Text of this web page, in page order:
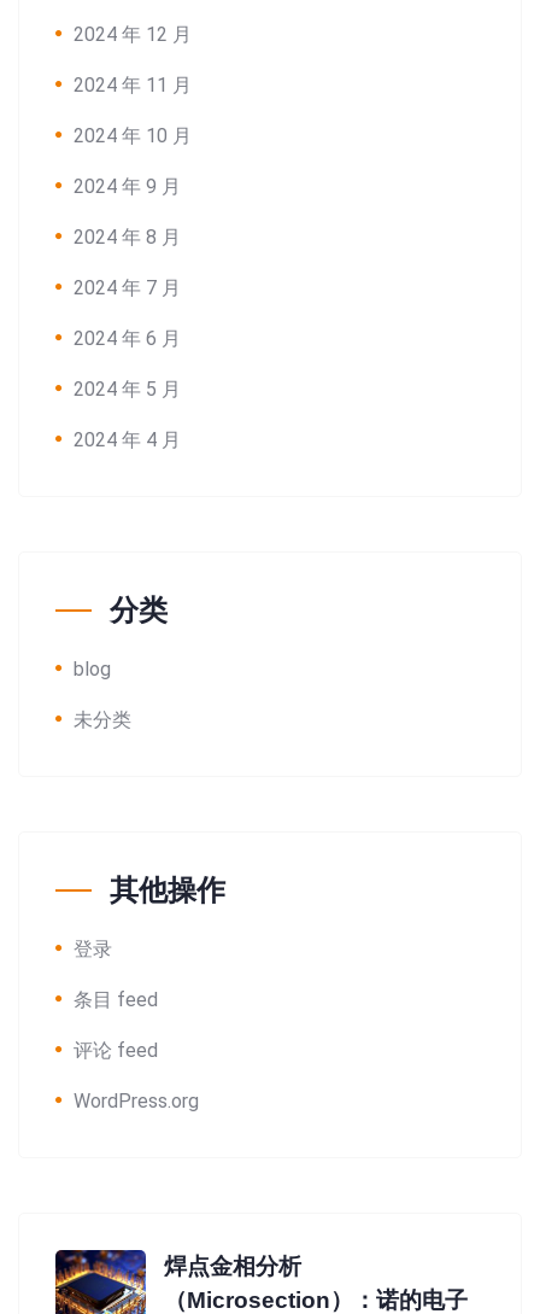
2024 年 12 月
2024 年 11 月
2024 年 10 月
2024 年 9 月
2024 年 8 月
2024 年 7 月
2024 年 6 月
2024 年 5 月
2024 年 4 月
分类
blog
未分类
其他操作
登录
条目 feed
评论 feed
WordPress.org
焊点金相分析
（Microsection）：诺的电子